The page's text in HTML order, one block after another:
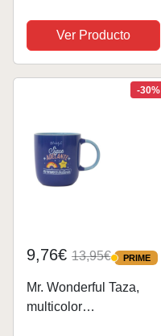
café - Resistente al
microondas y
lavavajillas
Ver Producto
-30%
9,76€ 13,95€ PRIME
PRIME
Mr. Wonderful Taza,
multicolor